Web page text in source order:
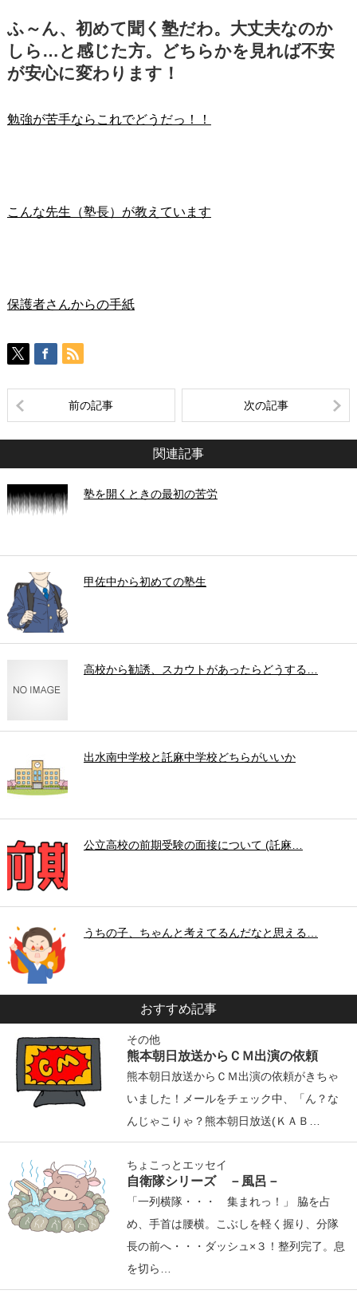
ふ～ん、初めて聞く塾だわ。大丈夫なのか
しら…と感じた方。どちらかを見れば不安
が安心に変わります！
勉強が苦手ならこれでどうだっ！！
こんな先生（塾長）が教えています
保護者さんからの手紙
前の記事 次の記事
関連記事
塾を開くときの最初の苦労
甲佐中から初めての塾生
高校から勧誘、スカウトがあったらどうする…
出水南中学校と託麻中学校どちらがいいか
公立高校の前期受験の面接について (託麻…
うちの子、ちゃんと考えてるんだなと思える…
おすすめ記事
その他
熊本朝日放送からＣＭ出演の依頼
熊本朝日放送からＣＭ出演の依頼がきちゃ
いました！メールをチェック中、「ん？な
んじゃこりゃ？熊本朝日放送(ＫＡＢ…
ちょこっとエッセイ
自衛隊シリーズ －風呂－
「一列横隊・・・ 集まれっ！」 脇を占
め、手首は腰横。こぶしを軽く握り、分隊
長の前へ・・・ダッシュ×３！整列完了。息
を切ら…